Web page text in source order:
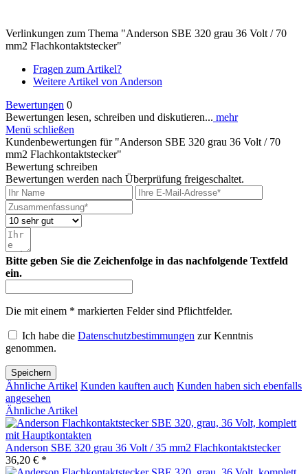
Verlinkungen zum Thema "Anderson SBE 320 grau 36 Volt / 70
mm2 Flachkontaktstecker"
Fragen zum Artikel?
Weitere Artikel von Anderson
Bewertungen 0
Bewertungen lesen, schreiben und diskutieren... mehr
Menü schließen
Kundenbewertungen für "Anderson SBE 320 grau 36 Volt / 70
mm2 Flachkontaktstecker"
Bewertung schreiben
Bewertungen werden nach Überprüfung freigeschaltet.
Bitte geben Sie die Zeichenfolge in das nachfolgende Textfeld
ein.
Die mit einem * markierten Felder sind Pflichtfelder.
Ich habe die Datenschutzbestimmungen zur Kenntnis
genommen.
Speichern
Ähnliche Artikel Kunden kauften auch Kunden haben sich ebenfalls
angesehen
Ähnliche Artikel
Anderson SBE 320 grau 36 Volt / 35 mm2 Flachkontaktstecker
36,20 € *